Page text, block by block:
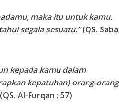
maka itu untuk kamu.
segala sesuatu.”(QS. Saba
kepada kamu dalam
kepatuhan) orang-orang
(QS. Al-Furqan : 57)